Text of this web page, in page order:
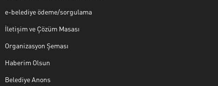
e-belediye ödeme/sorgulama
İletişim ve Çözüm Masası
Organizasyon Şeması
Haberim Olsun
Belediye Anons